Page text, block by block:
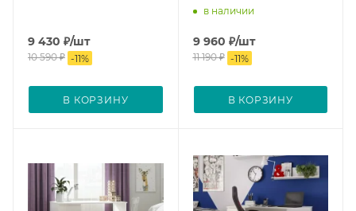
9 430 ₽/шт
10 590₽ -11%
В КОРЗИНУ
в наличии
9 960 ₽/шт
11 190₽ -11%
В КОРЗИНУ